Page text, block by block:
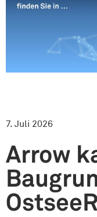
7. Juli 2026
Arrow